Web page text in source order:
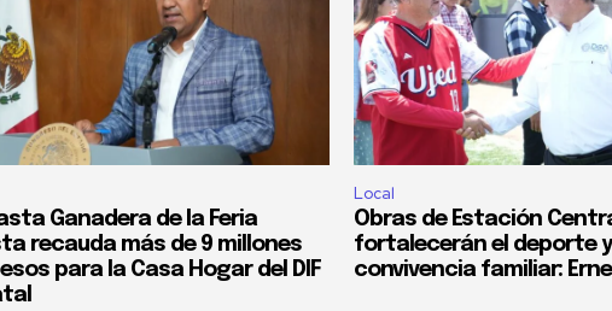
Ganadera de la Feria
recauda más de 9 millones
para la Casa Hogar del DIF
Local
Obras de Estación
fortalecerán el deporte
convivencia familiar: